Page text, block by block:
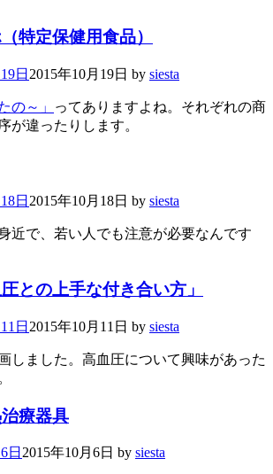
特定保健用食品）
日 2015年10月19日 by siesta
の～」
ってありますよね。それぞれの商
が違ったりします。
日 2015年10月18日 by siesta
近で、若い人でも注意が必要なんです
との上手な付き合い方」
日 2015年10月11日 by siesta
しました。高血圧について興味があった
療器具
日 2015年10月6日 by siesta